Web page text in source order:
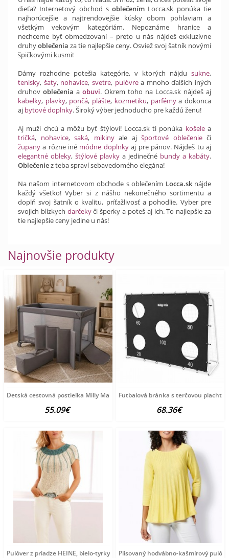
dieťa? Internetový obchod soblečením Locca.sk ponúka tie
najhorúcejšie a najtrendovejšie kúsky obom pohlaviam a
všetkým vekovým kategóriám. Nepoznáme hranice a
nechceme byť obmedzovaní – preto u nás nájdeš exkluzívne
druhyoblečenia za tie najlepšie ceny. Osviež svoj šatník novými
špičkovými kusmi!
Dámy rozhodne potešia kategórie, v ktorých nájdu sukne,
tenisky, šaty, nohavice, svetre, pulóvrea mnoho ďalších iných
druhov oblečenia a obuvi. Okrem toho na Locca.sk nájdeš aj
kabelky, plavky, pončá, plášte, kozmetiku, parfémya dokonca
aj bytové doplnky. Široký výber jednoducho pre každú ženu!
Aj muži chcú a môžu byť štýloví! Locca.sk ti ponúka košelea
tričká, nohavice, saká, mikinyale aj športové oblečenieči
župany a rôzne iné módne doplnkyaj pre pánov. Nájdeš tu aj
elegantné obleky, štýlové plavky a jedinečné bundy a kabáty.
Oblečeniez teba spraví sebavedomého elegána!
Na našom internetovom obchode s oblečením Locca.sknájde
každý všetko! Vyber si z nášho nekonečného sortimentu a
doplň svoj šatník o kvalitu, príťažlivosť a pohodlie. Vyber pre
svojich blízkych darčekyči šperky a poteš aj ich. To najlepšie za
tie najlepšie ceny jedine u nás!
Najnovšie produkty
Detská cestovná postieľka Milly Mally
55.09€
Futbalová bránka s terčovou
68.36€
Pulóver z priadze HEINE, bielo-tyrkysovýPlisovaný hodvábno-kašmírový